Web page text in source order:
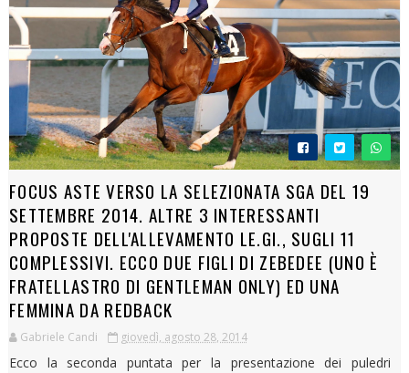
FOCUS ASTE VERSO LA SELEZIONATA SGA DEL 19
SETTEMBRE 2014. ALTRE 3 INTERESSANTI
PROPOSTE DELL'ALLEVAMENTO LE.GI., SUGLI 11
COMPLESSIVI. ECCO DUE FIGLI DI ZEBEDEE (UNO È
FRATELLASTRO DI GENTLEMAN ONLY) ED UNA
FEMMINA DA REDBACK
Gabriele Candi giovedì, agosto 28, 2014
Ecco la seconda puntata per la presentazione dei puledri